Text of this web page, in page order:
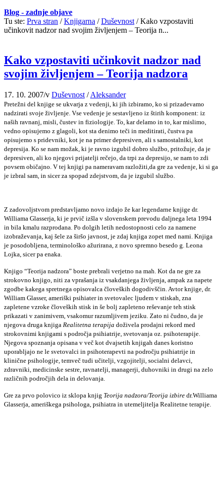
Blog - zadnje objave
Tu ste: Prva stran / Knjigarna / Duševnost / Kako vzpostaviti
učinkovit nadzor nad svojim življenjem – Teorija n...
Kako vzpostaviti učinkovit nadzor nad
svojim življenjem – Teorija nadzora
17. 10. 2007/v Duševnost / Aleksander
Pretežni del knjige se ukvarja z vedenji, ki jih izbiramo, ko si prizadevamo
nadzirati svoje življenje. Vse vedenje je sestavljeno iz štirih komponent: iz
naših ravnanj, misli, čustev in fiziologije. To, kar delamo in to, kar mislimo,
vedno opisujemo z glagoli, kot sta denimo teči in meditirati, čustva pa
opisujemo s pridevniki, kot je na primer depresiven, ali s samostalniki, kot
depresija. Ko se nam možak, ki je ravno izgubil dobro službo, pritožuje, da je
depresiven, ali ko njegovi prijatelji rečejo, da trpi za depresijo, se nam to zdi
povsem običajno. V tej knjigi pa nameravam razložiti,da gre za vedenje, ki si ga
je izbral sam, in sicer za spopad zdejstvom, da je izgubil službo.
Z zadovoljstvom predstavljamo novo izdajo že kar legendarne knjige dr.
Williama Glasserja, ki je prvič izšla v slovenskem prevodu daljnega leta 1994
in bila kmalu razprodana. Po dolgih letih nedostopnosti celo za namene
izobraževanja, kaj šele za širšo javnost, je zdaj knjiga zopet med nami. Knjiga
je posodobljena, terminološko ažurirana, z novo spremno besedo g. Leona
Lojka, sicer pa enaka.
Knjigo “Teorija nadzora” boste prebrali verjetno na mah. Kot da ne gre za
strokovno knjigo, niti za vprašanja iz vsakdanjega življenja, ampak za napete
zgodbe kakega spretnega opisovalca človeških dogodivščin. Avtor knjige, dr.
William Glasser, ameriški psihiater in svetovalec ljudem v stiskah, zna
zapletene vzroke človeških stisk in še bolj zapleteno reševanje teh stisk
prikazati v zanimivem, vsakomur razumljivem jeziku. Zato ni čudno, da je
njegova druga knjiga Realitetna terapija doživela prodajni rekord med
strokovnimi knjigami s področja psihiatrije, svetovanja oz. psihoterapije.
Njegova spoznanja opisana v več kot dvajsetih knjigah danes koristno
uporabljajo ne le svetovalci in psihoterapevti na področju psihiatrije in
klinične psihologije, temveč tudi učitelji, vzgojitelji, socialni delavci,
zdravniki, medicinske sestre, ravnatelji, managerji, duhovniki in drugi na zelo
različnih področjih dela in delovanja.
Gre za prvo polovico iz sklopa knjig Teorija nadzora/Teorija izbire dr.Williama
Glasserja, ameriškega psihologa, psihiatra in utemeljitelja Realitetne terapije.